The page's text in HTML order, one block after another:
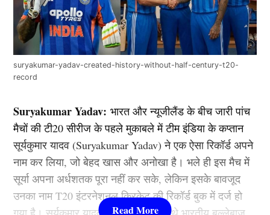
suryakumar-yadav-created-history-without-half-century-t20-
record
Suryakumar Yadav:भारत और न्यूजीलैंड के बीच जारी पांच
मैचों की टी20 सीरीज के पहले मुकाबले में टीम इंडिया के कप्तान
सूर्यकुमार यादव (Suryakumar Yadav) ने एक ऐसा रिकॉर्ड अपने
नाम कर लिया, जो बेहद खास और अनोखा है। भले ही इस मैच में
सूर्या अपना अर्धशतक पूरा नहीं कर सके, लेकिन इसके बावजूद
उनका नाम T20 इंटरनेशनल क्रिकेट की रिकॉर्ड बुक में दर्ज हो